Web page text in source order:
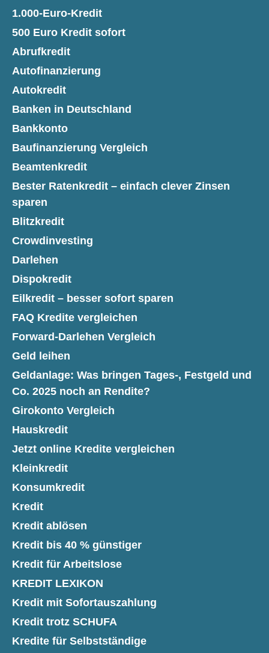
1.000-Euro-Kredit
500 Euro Kredit sofort
Abrufkredit
Autofinanzierung
Autokredit
Banken in Deutschland
Bankkonto
Baufinanzierung Vergleich
Beamtenkredit
Bester Ratenkredit – einfach clever Zinsen
sparen
Blitzkredit
Crowdinvesting
Darlehen
Dispokredit
Eilkredit – besser sofort sparen
FAQ Kredite vergleichen
Forward-Darlehen Vergleich
Geld leihen
Geldanlage: Was bringen Tages-, Festgeld und
Co. 2025 noch an Rendite?
Girokonto Vergleich
Hauskredit
Jetzt online Kredite vergleichen
Kleinkredit
Konsumkredit
Kredit
Kredit ablösen
Kredit bis 40 % günstiger
Kredit für Arbeitslose
KREDIT LEXIKON
Kredit mit Sofortauszahlung
Kredit trotz SCHUFA
Kredite für Selbstständige